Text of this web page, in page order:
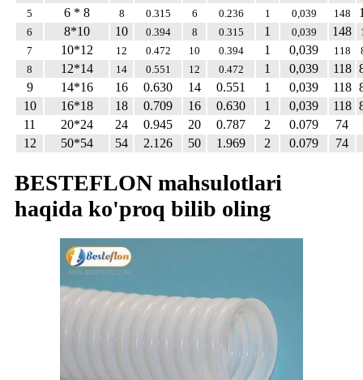
5
6 * 8 8 0.315 6 0.236 1 0,039 148
6 8*10 10 0.394 8 0.315 1 0,039 148
7
10*12 12 0.472 10 0.394 1 0,039 118
8
12*14 14 0.551 12 0.472 1 0,039 118
9
14*16 16 0.630 14 0.551 1 0,039 118
10
16*18 18 0.709 16 0.630 1 0,039 118
11
20*24 24 0.945 20 0.787 2 0.079 74
12
50*54 54 2.126 50 1.969 2 0.079 74
BESTEFLON mahsulotlari
haqida ko'proq bilib oling